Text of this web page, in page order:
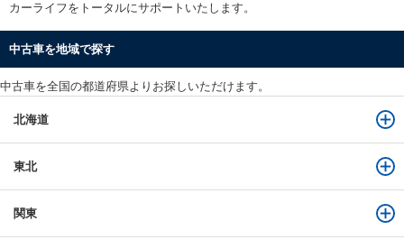
カーライフをトータルにサポートいたします。
中古車を地域で探す
中古車を全国の都道府県よりお探しいただけます。
北海道
東北
関東